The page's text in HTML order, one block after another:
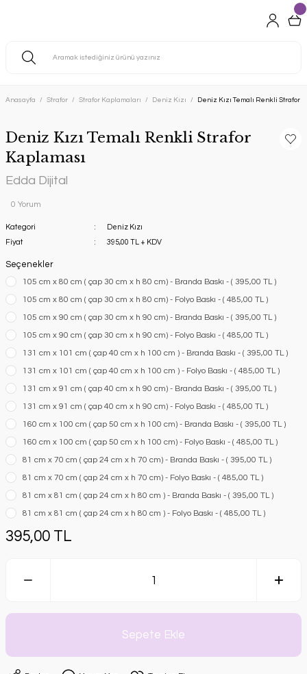
Anasayfa Strafor Strafor Kaplamaları Deniz Kızı Deniz Kızı Temalı Renkli Strafor
Deniz Kızı Temalı Renkli Strafor
Kaplaması
Edda Dijital
0 Yorum
Kategori
Deniz Kızı
Fiyat
395,00 TL + KDV
Seçenekler
105 cm x 80 cm ( çap 30 cm x h 80 cm) - Branda Baskı - ( 395,00 TL )
105 cm x 80 cm ( çap 30 cm x h 80 cm) - Folyo Baskı - ( 485,00 TL )
105 cm x 90 cm ( çap 30 cm x h 90 cm) - Branda Baskı - ( 395,00 TL )
105 cm x 90 cm ( çap 30 cm x h 90 cm) - Folyo Baskı - ( 485,00 TL )
131 cm x 101 cm ( çap 40 cm x h 100 cm ) - Branda Baskı - ( 395,00 TL )
131 cm x 101 cm ( çap 40 cm x h 100 cm ) - Folyo Baskı - ( 485,00 TL )
131 cm x 91 cm ( çap 40 cm x h 90 cm) - Branda Baskı - ( 395,00 TL )
131 cm x 91 cm ( çap 40 cm x h 90 cm) - Folyo Baskı - ( 485,00 TL )
160 cm x 100 cm ( çap 50 cm x h 100 cm) - Branda Baskı - ( 395,00 TL )
160 cm x 100 cm ( çap 50 cm x h 100 cm) - Folyo Baskı - ( 485,00 TL )
81 cm x 70 cm ( çap 24 cm x h 70 cm) - Branda Baskı - ( 395,00 TL )
81 cm x 70 cm ( çap 24 cm x h 70 cm) - Folyo Baskı - ( 485,00 TL )
81 cm x 81 cm ( çap 24 cm x h 80 cm ) - Branda Baskı - ( 395,00 TL )
81 cm x 81 cm ( çap 24 cm x h 80 cm ) - Folyo Baskı - ( 485,00 TL )
395,00 TL
Sepete Ekle